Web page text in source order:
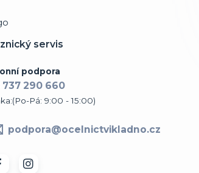
servis
podpora
737 290 660
Pá: 9:00 - 15:00)
podpora@ocelnictvikladno.cz